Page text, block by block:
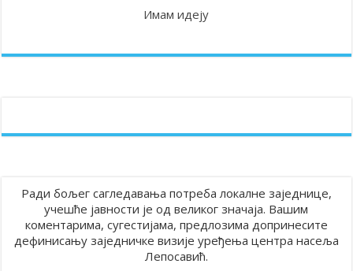
Имам идеју
Ради бољег сагледавања потреба локалне заједнице,
учешће јавности је од великог значаја. Вашим
коментарима, сугестијама, предлозима допринесите
дефинисању заједничке визије уређења центра насеља
Лепосавић.